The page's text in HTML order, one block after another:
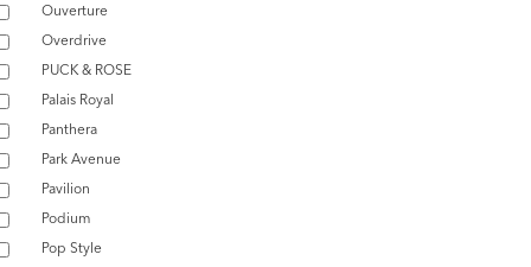
Ouverture
Overdrive
PUCK & ROSE
Palais Royal
Panthera
Park Avenue
Pavilion
Podium
Pop Style